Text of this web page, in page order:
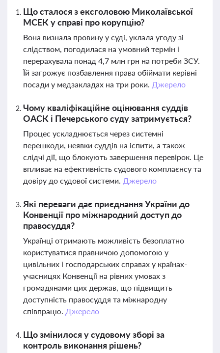
Що сталося з ексголовою Миколаївської
МСЕК у справі про корупцію?
Вона визнала провину у суді, уклала угоду зі
слідством, погодилася на умовний термін і
перерахувала понад 4,7 млн грн на потреби ЗСУ.
Їй загрожує позбавлення права обіймати керівні
посади у медзакладах на три роки. Джерело
Чому кваліфікаційне оцінювання суддів
ОАСК і Печерського суду затримується?
Процес ускладнюється через системні
перешкоди, неявки суддів на іспити, а також
слідчі дії, що блокують завершення перевірок. Це
впливає на ефективність судового комплаєнсу та
довіру до судової системи. Джерело
Які переваги дає приєднання України до
Конвенції про міжнародний доступ до
правосуддя?
Українці отримають можливість безоплатно
користуватися правничою допомогою у
цивільних і господарських справах у країнах-
учасницях Конвенції на рівних умовах з
громадянами цих держав, що підвищить
доступність правосуддя та міжнародну
співпрацю. Джерело
Що змінилося у судовому зборі за
контроль виконання рішень?